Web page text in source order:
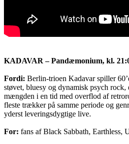
KADAVAR – Pandæmonium, kl.
Fordi: Berlin-trioen Kadavar spiller
støvet, bluesy og dynamisk psych rock,
mængden i en tid med overflod af
fleste trækker på samme periode og
yderst leveringsdygtige live.
For: fans af Black Sabbath, Earthless,